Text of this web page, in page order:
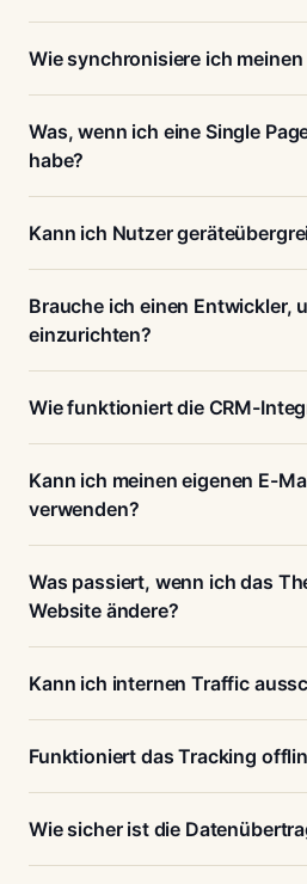
Wie synchronisiere ich
Was, wenn ich eine Single
habe?
Kann ich Nutzer
Brauche ich einen Entwickler,
einzurichten?
Wie funktioniert die CRM-
Kann ich meinen eigenen E-
verwenden?
Was passiert, wenn ich das
Website ändere?
Kann ich internen Traffic
Funktioniert das Tracking
Wie sicher ist die